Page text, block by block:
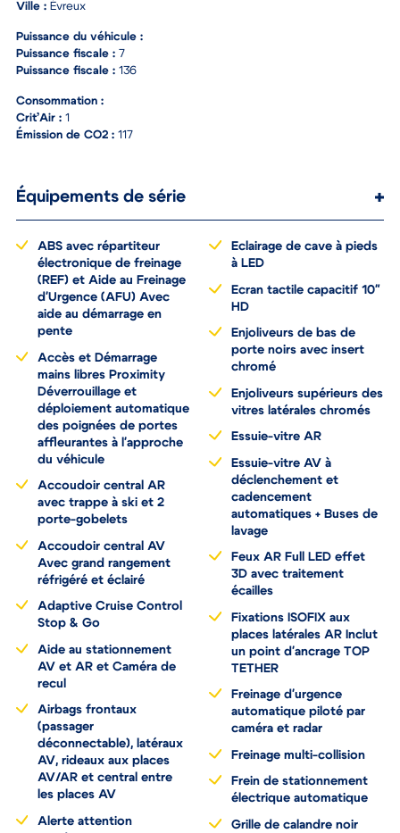
Ville : Évreux
Puissance du véhicule :
Puissance fiscale : 7
Puissance fiscale : 136
Consommation :
Crit’Air : 1
Émission de CO2 : 117
Équipements de série
ABS avec répartiteur
électronique de freinage
(REF) et Aide au Freinage
d'Urgence (AFU) Avec
aide au démarrage en
pente
Accès et Démarrage
mains libres Proximity
Déverrouillage et
déploiement automatique
des poignées de portes
affleurantes à l'approche
du véhicule
Accoudoir central AR
avec trappe à ski et 2
porte-gobelets
Accoudoir central AV
Avec grand rangement
réfrigéré et éclairé
Adaptive Cruise Control
Stop & Go
Aide au stationnement
AV et AR et Caméra de
recul
Airbags frontaux
(passager
déconnectable), latéraux
AV, rideaux aux places
AV/AR et central entre
les places AV
Alerte attention
Eclairage de cave à pieds
à LED
Ecran tactile capacitif 10"
HD
Enjoliveurs de bas de
porte noirs avec insert
chromé
Enjoliveurs supérieurs des
vitres latérales chromés
Essuie-vitre AR
Essuie-vitre AV à
déclenchement et
cadencement
automatiques + Buses de
lavage
Feux AR Full LED effet
3D avec traitement
écailles
Fixations ISOFIX aux
places latérales AR Inclut
un point d'ancrage TOP
TETHER
Freinage d'urgence
automatique piloté par
caméra et radar
Freinage multi-collision
Frein de stationnement
électrique automatique
Grille de calandre noir